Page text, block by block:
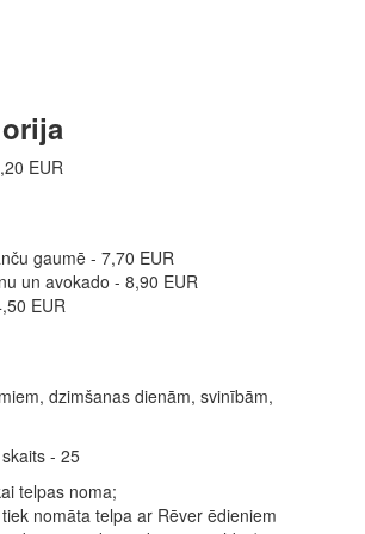
EUR
gaumē - 7,70 EUR
un avokado - 8,90 EUR
EUR
dzimšanas dienām, svinībām,
- 25
telpas noma;
nomāta telpa ar Rēver ēdieniem